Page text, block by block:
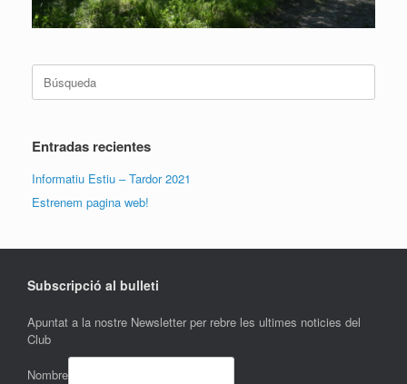
Buscar:
Entradas recientes
Informatiu Estiu – Tardor 2021
Estrenem pagina web!
Subscripció al bulleti
Apuntat a la nostre Newsletter per rebre les ultimes noticies del
Club
Nombre